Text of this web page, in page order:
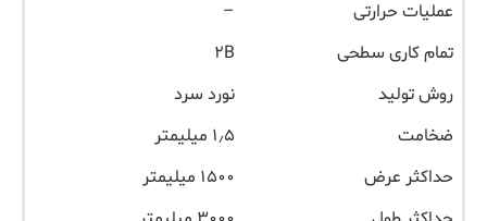
عملیات حرارتی
–
تمام کاری سطحی
۲B
روش تولید
نورد سرد
ضخامت
۱٫۵ میلیمتر
حداکثر عرض
۱۵۰۰ میلیمتر